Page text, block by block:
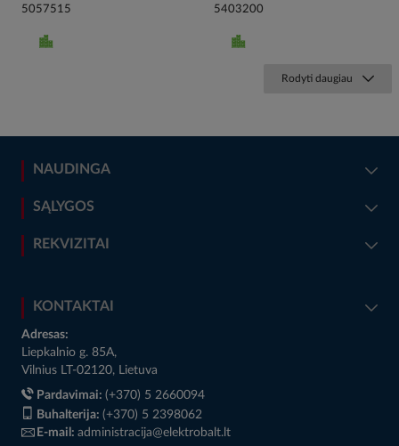
5057515
5403200
Rodyti daugiau
NAUDINGA
SĄLYGOS
REKVIZITAI
KONTAKTAI
Adresas:
Liepkalnio g. 85A,
Vilnius LT-02120, Lietuva
Pardavimai: (+370) 5 2660094
Buhalterija: (+370) 5 2398062
E-mail: administracija@elektrobalt.lt